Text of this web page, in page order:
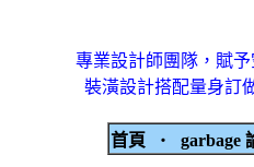
專業設計師團隊，賦
裝潢設計搭配量身訂
首頁 ‧ garbage